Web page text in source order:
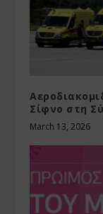
Σίφνο στη
March 13, 2026